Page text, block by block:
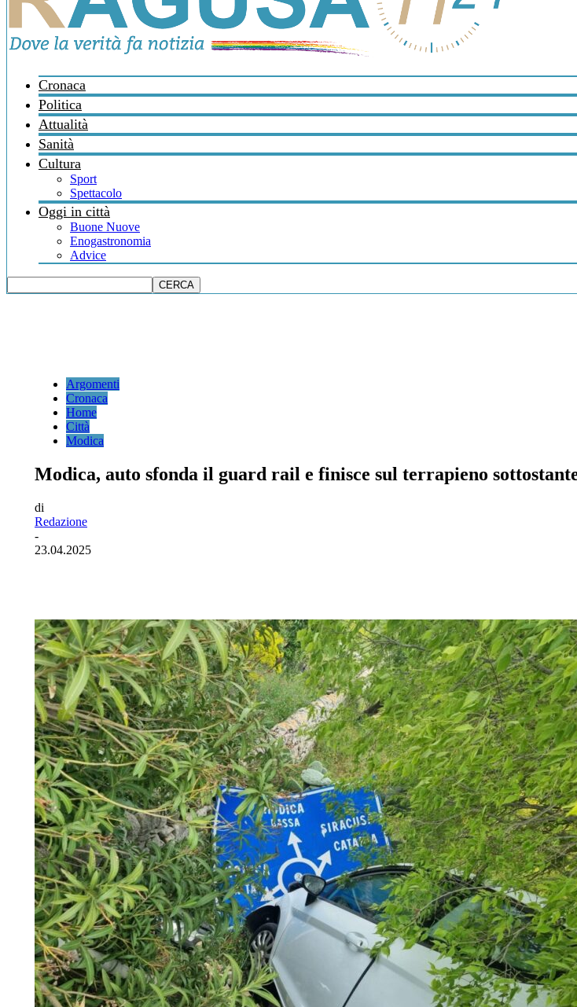
Cronaca
Politica
Attualità
Sanità
Cultura
Sport
Spettacolo
Oggi in città
Buone Nuove
Enogastronomia
Advice
Argomenti
Cronaca
Home
Città
Modica
Modica, auto sfonda il guard rail e finisce sul terrapieno
di
Redazione
-
23.04.2025